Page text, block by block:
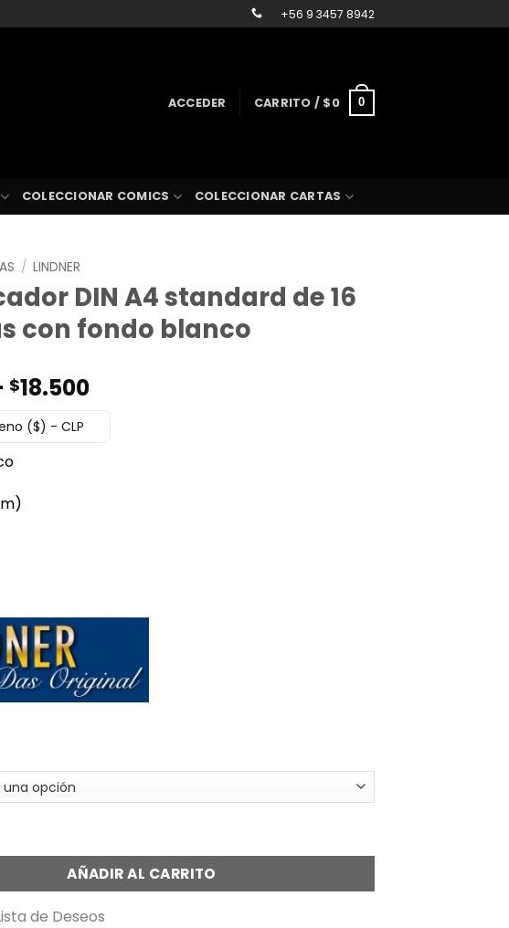
+56 9 3457 8942
ACCEDER CARRITO / $0 0
COLECCIONAR COMICS COLECCIONAR CARTAS
/ LINDNER
DIN A4 standard de 16
con fondo blanco
$18.500Rango
de
precios:
desde
($) - CLP
A4 standard de 16 páginas con fondo blanco cantidad
AÑADIR AL CARRITO
de Deseos